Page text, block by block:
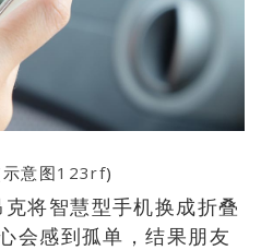
意图123rf)
将智慧型手机换成折叠
会感到孤单，结果朋友